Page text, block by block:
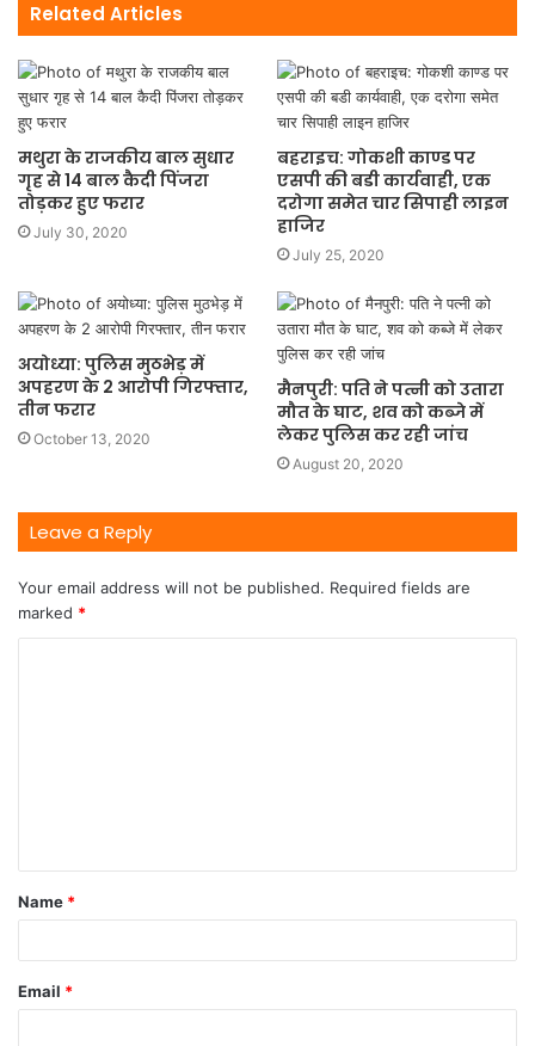
Related Articles
मथुरा के राजकीय बाल सुधार
गृह से 14 बाल कैदी पिंजरा
तोड़कर हुए फरार
July 30, 2020
बहराइच: गोकशी काण्ड पर
एसपी की बडी कार्यवाही, एक
दरोगा समेत चार सिपाही लाइन
हाजिर
July 25, 2020
अयोध्या: पुलिस मुठभेड़ में
अपहरण के 2 आरोपी गिरफ्तार,
तीन फरार
October 13, 2020
मैनपुरी: पति ने पत्नी को उतारा
मौत के घाट, शव को कब्जे में
लेकर पुलिस कर रही जांच
August 20, 2020
Leave a Reply
Your email address will not be published. Required fields are
marked *
Name *
Email *